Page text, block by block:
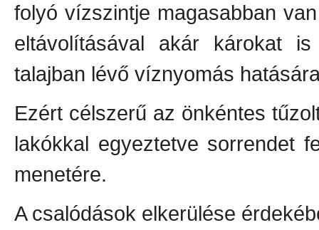
folyó vízszintje magasabban
eltávolításával akár károkat
talajban lévő víznyomás
Ezért célszerű az önkéntes
lakókkal egyeztetve sorrendet
menetére.
A csalódások elkerülése